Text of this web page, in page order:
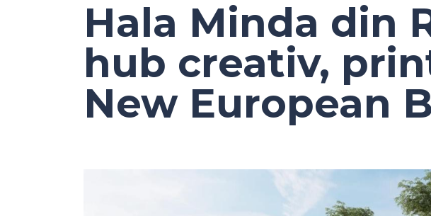
Hala Minda din
hub creativ,
New European